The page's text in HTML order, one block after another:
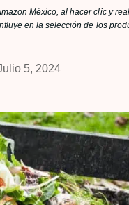
México, al hacer clic y
en la selección de los
5, 2024